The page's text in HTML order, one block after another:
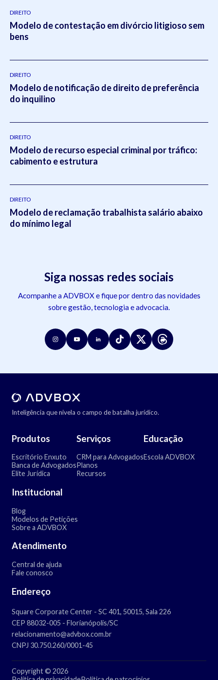
DIREITO
Modelo de contestação em divórcio litigioso sem
bens
DIREITO
Modelo de notificação de direito de preferência
do inquilino
DIREITO
Modelo de recurso especial criminal por tráfico:
cabimento e estrutura
DIREITO
Modelo de reclamação trabalhista salário abaixo
do mínimo legal
Siga nossas redes sociais
Acompanhe a ADVBOX e fique por dentro das novidades
sobre gestão, tecnologia e advocacia.
Inteligência que nivela o campo de batalha jurídico.
Produtos
Escritório Enxuto
Banca de Advogados
Elite Jurídica
Serviços
CRM para Advogados
Planos
Recursos
Educação
Escola ADVBOX
Institucional
Blog
Modelos de Petições
Sobre a ADVBOX
Atendimento
Central de ajuda
Fale conosco
Endereço
Square Corporate Center - SC 401, 50015, Sala 226
CEP 88032-005 - Florianópolis/SC
relacionamento@advbox.com.br
CNPJ 30.750.260/0001-45
Copyright © 2026